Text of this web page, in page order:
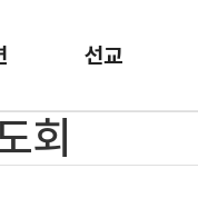
선교
회